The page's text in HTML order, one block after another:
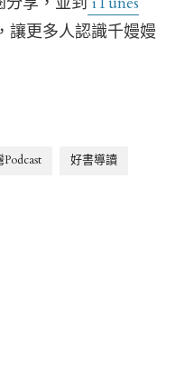
讓更多人認識千嫚嫚
Podcast 好書導讀